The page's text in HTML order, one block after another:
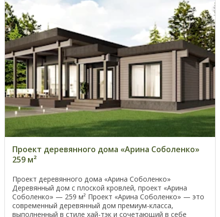
Проект деревянного дома «Арина Соболенко»
259 м²
Проект деревянного дома «Арина Соболенко»
Деревянный дом с плоской кровлей, проект «Арина
Соболенко» — 259 м² Проект «Арина Соболенко» — это
современный деревянный дом премиум-класса,
выполненный в стиле хай-тэк и сочетающий в себе